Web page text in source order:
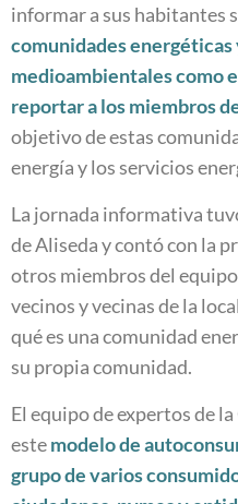
informar a sus habitantes
comunidades
medioambientales como
reportar a los miembros
objetivo de estas
energía y los servicios
La jornada informativa
de Aliseda y contó con la
otros miembros del
vecinos y vecinas de la
qué es una comunidad
su propia comunidad.
El equipo de expertos de
estemodelo de
grupo de varios